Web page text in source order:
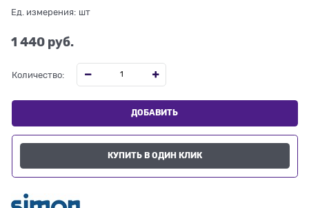
Ед. измерения: шт
1 440 руб.
Количество:
ДОБАВИТЬ
КУПИТЬ В ОДИН КЛИК